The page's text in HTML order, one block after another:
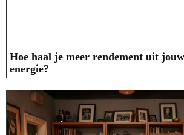
Hoe haal je meer rendement uit
energie?